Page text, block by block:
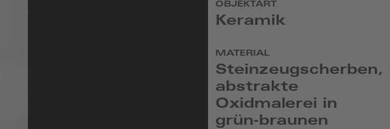
Startseite
OBJEKTART
Keramik
MATERIAL
Steinzeugscherben,
abstrakte
Oxidmalerei in
grün-braunen